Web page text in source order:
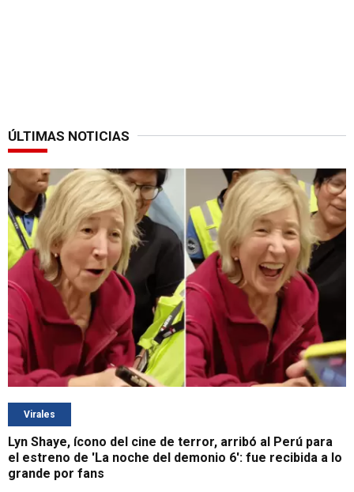
ÚLTIMAS NOTICIAS
Virales
Lyn Shaye, ícono del cine de terror, arribó al Perú para
el estreno de 'La noche del demonio 6': fue recibida a lo
grande por fans